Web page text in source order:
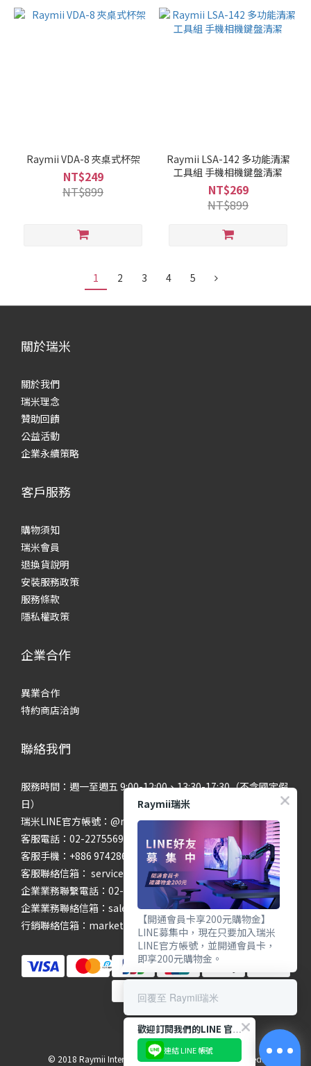
Raymii VDA-8 夾桌式杯架
NT$249
NT$899
Raymii LSA-142 多功能清潔
工具組 手機相機鍵盤清潔
NT$269
NT$899
1 2 3 4 5
關於瑞米
關於我們
瑞米理念
贊助回饋
公益活動
企業永續策略
客戶服務
購物須知
瑞米會員
退換貨說明
安裝服務政策
服務條款
隱私權政策
企業合作
異業合作
特約商店洽詢
聯絡我們
服務時間：週一至週五 9:00-12:00、13:30-17:30（不含國定假
日）
瑞米LINE官方帳號：@raymii
客服電話：02-22755699 #201 #202
客服手機：+886 974286654
客服聯絡信箱： service@raymii.com
企業業務聯繫電話：02-22755699 #302
企業業務聯絡信箱：sales@raymii.com
行銷聯絡信箱：marketing@raymii.com
© 2018 Raymii International Limited. All Rights Reserved.
Raymii瑞米
【開通會員卡享200元購物金】
LINE募集中，現在只要加入瑞米
LINE官方帳號，並開通會員卡，
即享200元購物金。
回覆至 Raymii瑞米
歡迎訂閱我們的LINE 官方帳號
連結 LINE 帳號